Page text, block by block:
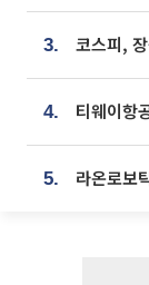
3.
4.
5.